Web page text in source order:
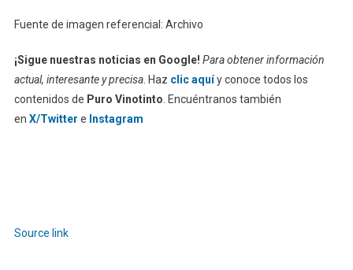
Fuente de imagen referencial: Archivo
¡Sigue nuestras noticias en Google! Para obtener información
actual, interesante y precisa. Haz clic aquíy conoce todos los
contenidos de Puro Vinotinto . Encuéntranos también
en X/Twitter e Instagram
Source link